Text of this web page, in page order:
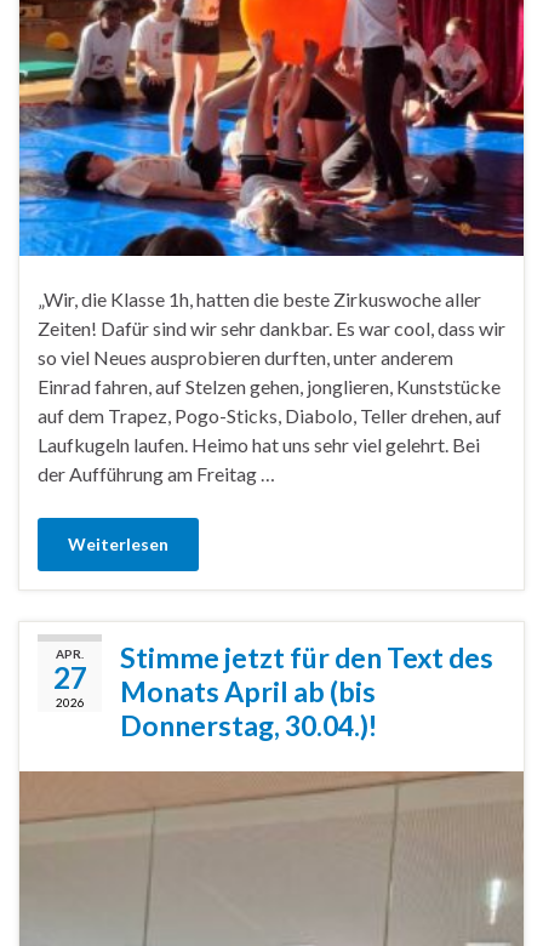
„Wir, die Klasse 1h, hatten die beste Zirkuswoche aller
Zeiten! Dafür sind wir sehr dankbar. Es war cool, dass wir
so viel Neues ausprobieren durften, unter anderem
Einrad fahren, auf Stelzen gehen, jonglieren, Kunststücke
auf dem Trapez, Pogo-Sticks, Diabolo, Teller drehen, auf
Laufkugeln laufen. Heimo hat uns sehr viel gelehrt. Bei
der Aufführung am Freitag …
Weiterlesen
APR.
27
2026
Stimme jetzt für den Text des
Monats April ab (bis
Donnerstag, 30.04.)!